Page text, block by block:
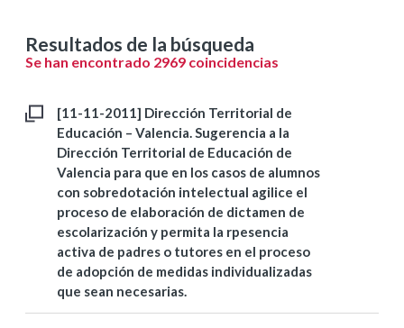
Resultados de la búsqueda
Se han encontrado 2969 coincidencias
[11-11-2011] Dirección Territorial de
Educación – Valencia. Sugerencia a la
Dirección Territorial de Educación de
Valencia para que en los casos de alumnos
con sobredotación intelectual agilice el
proceso de elaboración de dictamen de
escolarización y permita la rpesencia
activa de padres o tutores en el proceso
de adopción de medidas individualizadas
que sean necesarias.